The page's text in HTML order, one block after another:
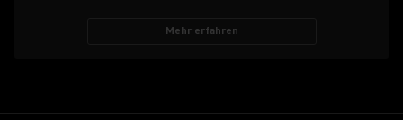
Mehr erfahren